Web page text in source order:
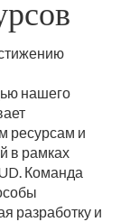
нашего
ресурсам и
в рамках
Команда
разработку и